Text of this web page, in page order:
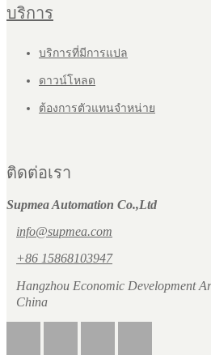
บริการ
บริการที่มีการแปล
ดาวน์โหลด
ต้องการตัวแทนจำหน่าย
ติดต่อเรา
Supmea Automation Co.,Ltd
info@supmea.com
+86 15868103947
Hangzhou Economic Development
China